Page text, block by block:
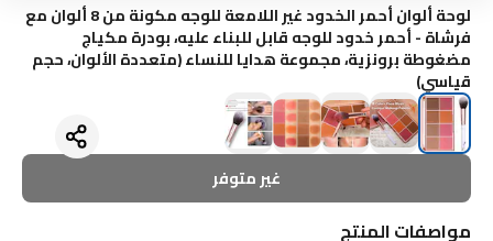
لوحة ألوان أحمر الخدود غير اللامعة للوجه مكونة من 8 ألوان مع
فرشاة - أحمر خدود للوجه قابل للبناء عليه، بودرة مكياج
مضغوطة برونزية، مجموعة هدايا للنساء (متعددة الألوان، حجم
قياسي)
غير متوفر
مواصفات المنتج